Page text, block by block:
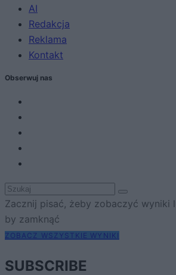
AI
Redakcja
Reklama
Kontakt
Obserwuj nas
Zacznij pisać, żeby zobaczyć wyniki
by zamknąć
ZOBACZ WSZYSTKIE WYNIKI
SUBSCRIBE